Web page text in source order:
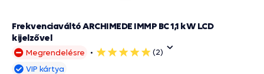
Megrendelésre
5
(2)
Frekvenciaváltó ARCHIMEDE IMMP BC 1,1 kW LCD
kijelzővel
VIP kártya